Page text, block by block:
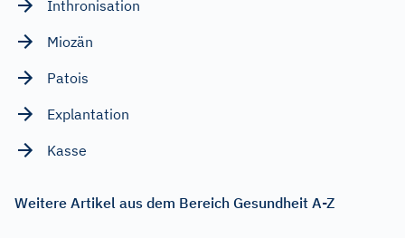
Inthronisation
Miozän
Patois
Explantation
Kasse
Weitere Artikel aus dem Bereich Gesundheit A-Z